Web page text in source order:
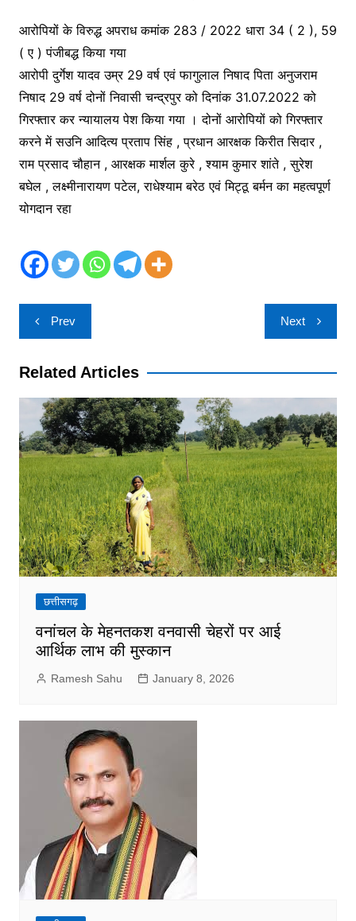
आरोपियों के विरुद्ध अपराध कमांक 283 / 2022 धारा 34 ( 2 ), 59
( ए ) पंजीबद्ध किया गया
आरोपी दुर्गेश यादव उम्र 29 वर्ष एवं फागुलाल निषाद पिता अनुजराम
निषाद 29 वर्ष दोनों निवासी चन्द्रपुर को दिनांक 31.07.2022 को
गिरफ्तार कर न्यायालय पेश किया गया । दोनों आरोपियों को गिरफ्तार
करने में सउनि आदित्य प्रताप सिंह , प्रधान आरक्षक किरीत सिदार ,
राम प्रसाद चौहान , आरक्षक मार्शल कुरे , श्याम कुमार शांते , सुरेश
बघेल , लक्ष्मीनारायण पटेल, राधेश्याम बरेठ एवं मिट्ठू बर्मन का महत्वपूर्ण
योगदान रहा
Post
navigation
Prev Next
Related Articles
छत्तीसगढ़
वनांचल के मेहनतकश वनवासी चेहरों पर आई
आर्थिक लाभ की मुस्कान
Ramesh Sahu January 8, 2026